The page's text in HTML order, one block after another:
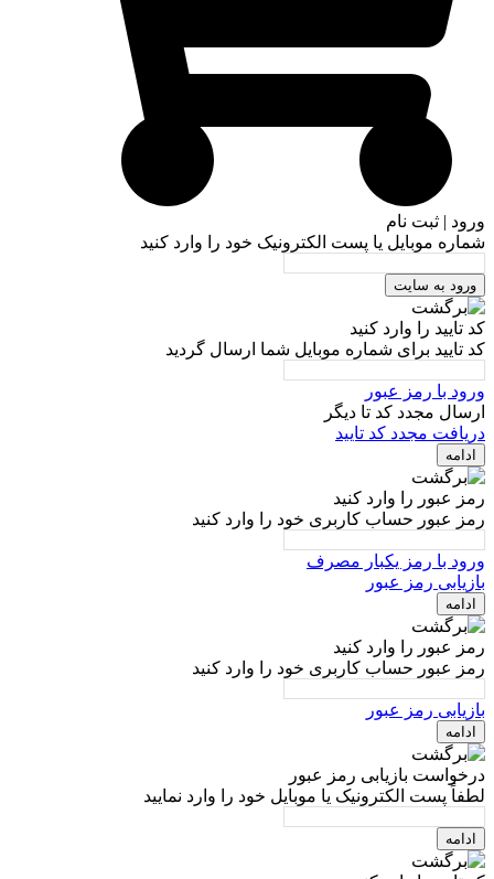
ورود | ثبت نام
شماره موبایل یا پست الکترونیک خود را وارد کنید
ورود به سایت
کد تایید را وارد کنید
کد تایید برای شماره موبایل شما ارسال گردید
ورود با رمز عبور
ارسال مجدد کد تا دیگر
دریافت مجدد کد تایید
ادامه
رمز عبور را وارد کنید
رمز عبور حساب کاربری خود را وارد کنید
ورود با رمز یکبار مصرف
بازیابی رمز عبور
ادامه
رمز عبور را وارد کنید
رمز عبور حساب کاربری خود را وارد کنید
بازیابی رمز عبور
ادامه
درخواست بازیابی رمز عبور
لطفاً پست الکترونیک یا موبایل خود را وارد نمایید
ادامه